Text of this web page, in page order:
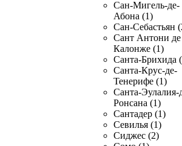
Сан-Мигель-де-
Абона (1)
Сан-Себастьян
Сант Антони де
Калонже (1)
Санта-Брихида
Санта-Крус-де-
Тенерифе (1)
Санта-Эулалия-
Ронсана (1)
Сантадер (1)
Севилья (1)
Сиджес (2)